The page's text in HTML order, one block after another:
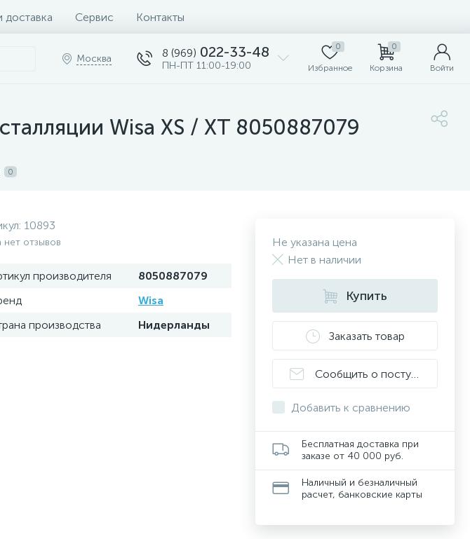
доставка Сервис Контакты
Москва 8 (969) 022-33-48
ПН-ПТ 11:00-19:00
0
Избранное
0
Корзина Войти
Wisa XS / XT 8050887079
0
10893
нет отзывов
производителя
8050887079
Wisa
производства
Нидерланды
Не указана цена
Нет в наличии
Купить
Заказать товар
Сообщить о поступлении
Добавить к сравнению
Бесплатная доставка при
заказе от 40 000 руб.
Наличный и безналичный
расчет, банковские карты